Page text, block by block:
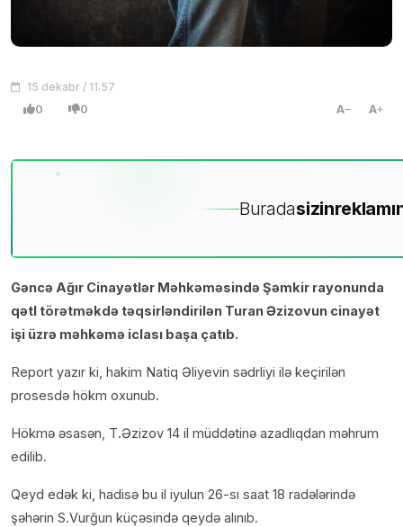
15 dekabr / 11:57
0 0 A A
Buradasizin
Gəncə Ağır Cinayətlər Məhkəməsində Şəmkir rayonunda
qətl törətməkdə təqsirləndirilən Turan Əzizovun cinayət
işi üzrə məhkəmə iclası başa çatıb.
Report yazır ki, hakim Natiq Əliyevin sədrliyi ilə keçirilən
prosesdə hökm oxunub.
Hökmə əsasən, T.Əzizov 14 il müddətinə azadlıqdan məhrum
edilib.
Qeyd edək ki, hadisə bu il iyulun 26-sı saat 18 radələrində
şəhərin S.Vurğun küçəsində qeydə alınıb.